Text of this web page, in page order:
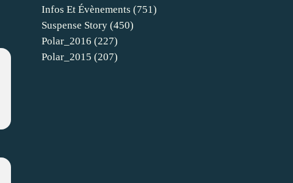
Infos Et Évènements (751)
Suspense Story (450)
Polar_2016 (227)
Polar_2015 (207)